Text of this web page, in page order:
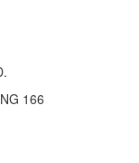
166